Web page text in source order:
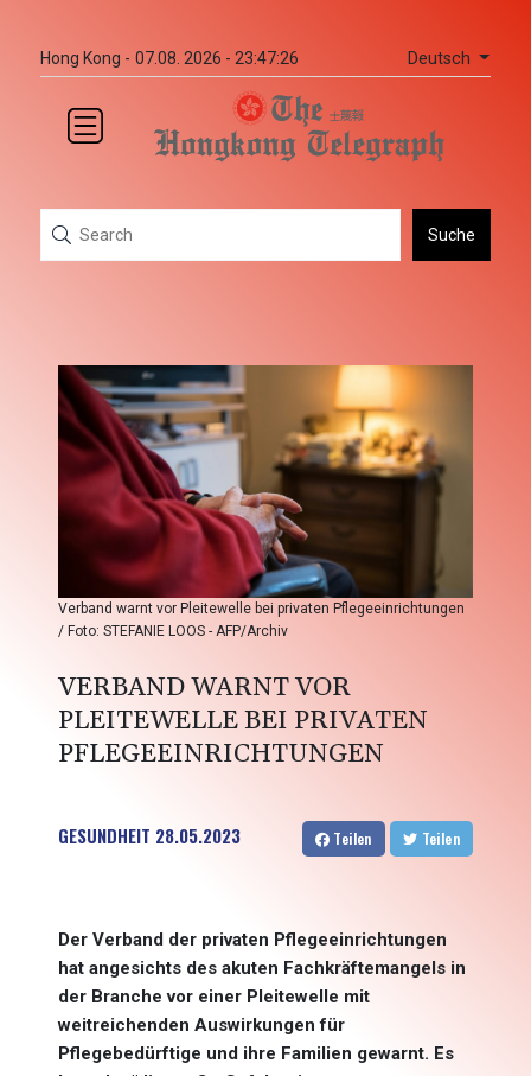
Hong Kong - 07.08. 2026 - 23:47:26 Deutsch
Suche
Verband warnt vor Pleitewelle bei privaten Pflegeeinrichtungen
/ Foto: STEFANIE LOOS - AFP/Archiv
VERBAND WARNT VOR
PLEITEWELLE BEI PRIVATEN
PFLEGEEINRICHTUNGEN
GESUNDHEIT 28.05.2023 Teilen Teilen
Der Verband der privaten Pflegeeinrichtungen
hat angesichts des akuten Fachkräftemangels in
der Branche vor einer Pleitewelle mit
weitreichenden Auswirkungen für
Pflegebedürftige und ihre Familien gewarnt. Es